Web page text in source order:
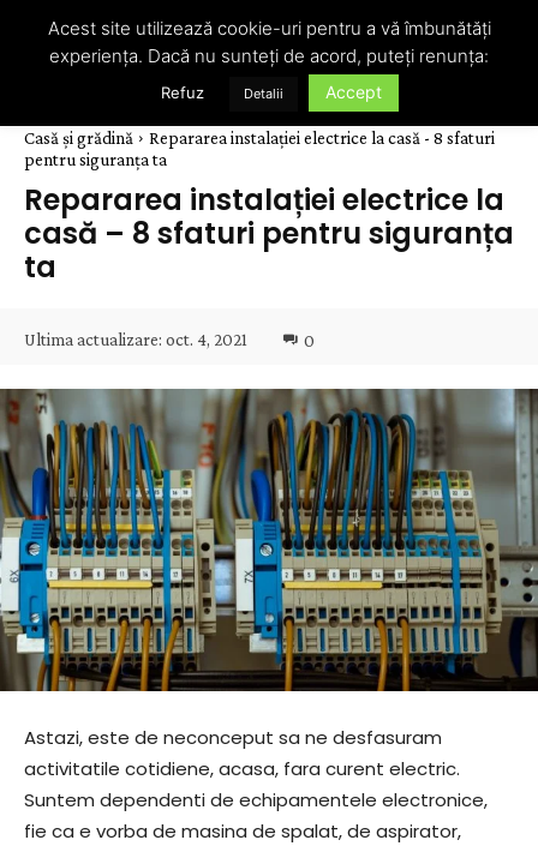
Casă și grădină
Repararea instalației electrice la casă - 8 sfaturi
pentru siguranța ta
Repararea instalației electrice la
casă – 8 sfaturi pentru siguranța
ta
Ultima actualizare: oct. 4, 2021 0
Astazi, este de neconceput sa ne desfasuram
activitatile cotidiene, acasa, fara curent electric.
Suntem dependenti de echipamentele electronice,
fie ca e vorba de masina de spalat, de aspirator,
Acest site utilizează cookie-uri pentru a vă îmbunătăți
experiența. Dacă nu sunteți de acord, puteți renunța:
Refuz Detalii Accept